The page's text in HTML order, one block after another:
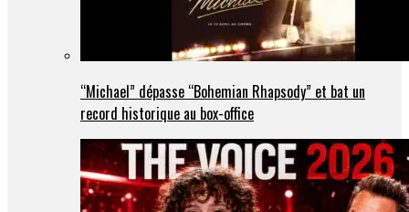
“Michael” dépasse “Bohemian Rhapsody” et bat un
record historique au box-office